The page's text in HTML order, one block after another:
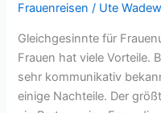
Frauenreisen / Ute
Gleichgesinnte für
Frauen hat viele Vorteile.
sehr kommunikativ
einige Nachteile. Der